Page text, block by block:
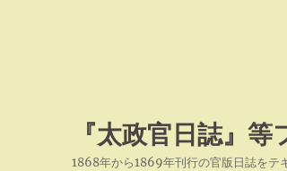
『太政官日誌』
1868年から1869年刊行の官版日誌をテ